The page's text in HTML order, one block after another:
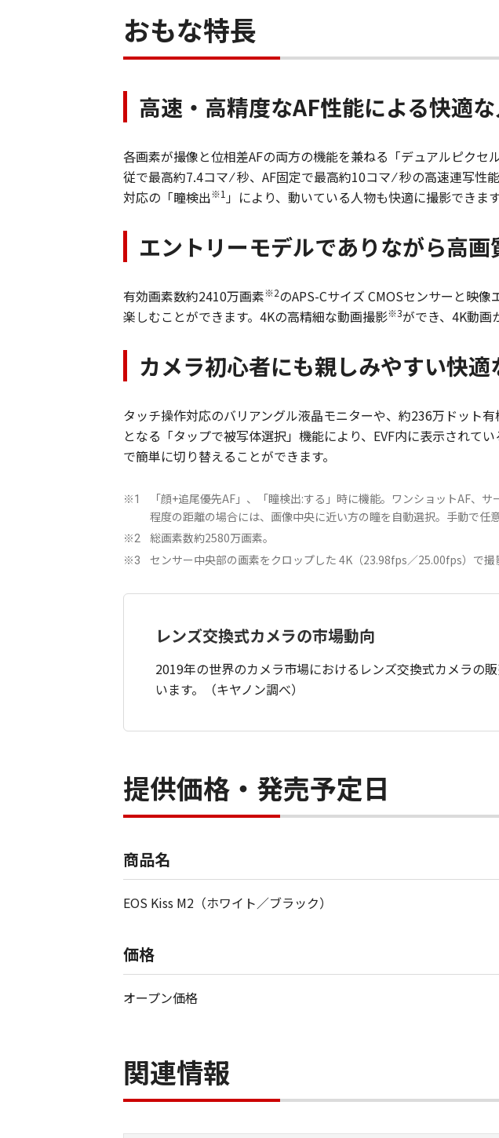
おもな特長
高速・高精度なAF性能による快適
各画素が撮像と位相差AFの両方の機能を兼ねる「デュアルピクセ
従で最高約7.4コマ ⁄ 秒、AF固定で最高約10コマ ⁄ 秒の高速連写
対応の「瞳検出※1 」により、動いている人物も快適に撮影できます
エントリーモデルでありながら高
有効画素数約2410万画素※2のAPS-Cサイズ CMOSセンサーと映
楽しむことができます。4Kの高精細な動画撮影※3ができ、4K動画
カメラ初心者にも親しみやすい快適
タッチ操作対応のバリアングル液晶モニターや、約236万ドット
となる「タップで被写体選択」機能により、EVF内に表示されて
で簡単に切り替えることができます。
※1
「顔+追尾優先AF」、「瞳検出:する」時に機能。ワンショットAF、
程度の距離の場合には、画像中央に近い方の瞳を自動選択。手動で任
※2 総画素数約2580万画素。
※3 センサー中央部の画素をクロップした 4K（23.98fps／25.00fps）で
レンズ交換式カメラの市場動向
2019年の世界のカメラ市場におけるレンズ交換式カメラの
います。（キヤノン調べ）
提供価格・発売予定日
商品名
EOS Kiss M2（ホワイト／ブラック）
価格
オープン価格
関連情報